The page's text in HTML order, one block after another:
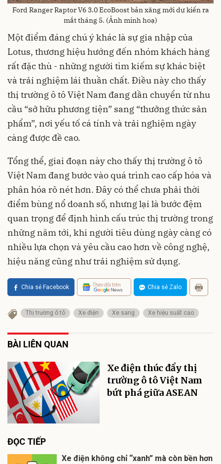
Ford Ranger Raptor V6 3.0 EcoBoost bản xăng mới dự kiến ra
mắt tháng 5. (Ảnh minh hoạ)
Một điểm đáng chú ý khác là sự gia nhập của
Lotus, thương hiệu hướng đến nhóm khách hàng
rất đặc thù - những người tìm kiếm sự khác biệt
và trải nghiệm lái thuần chất. Điều này cho thấy
thị trường ô tô Việt Nam đang dần chuyển từ nhu
cầu “sở hữu phương tiện” sang “thưởng thức sản
phẩm”, nơi yếu tố cá tính và trải nghiệm ngày
càng được đề cao.
Tổng thể, giai đoạn này cho thấy thị trường ô tô
Việt Nam đang bước vào quá trình cao cấp hóa và
phân hóa rõ nét hơn. Đây có thể chưa phải thời
điểm bùng nổ doanh số, nhưng lại là bước đệm
quan trọng để định hình cấu trúc thị trường trong
những năm tới, khi người tiêu dùng ngày càng có
nhiều lựa chọn và yêu cầu cao hơn về công nghệ,
hiệu năng cũng như trải nghiệm sử dụng.
Chia sẻ Facebook Theo dõi trên Chia sẻ Zalo
Thị trường ô tô Xe điện Xe sang Xe hiệu suất cao
BÀI LIÊN QUAN
Xe điện thúc đẩy thị
trường ô tô Việt Nam
bứt phá giữa ASEAN
ĐỌC TIẾP
Xe điện không chỉ “xanh” mà còn bền hơn